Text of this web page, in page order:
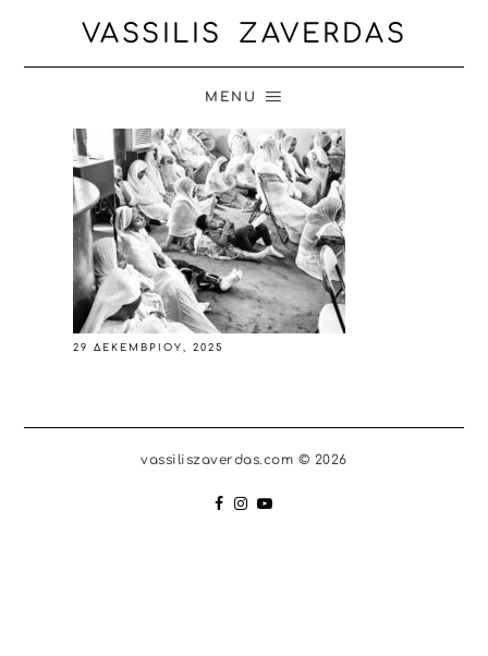
VASSILIS ZAVERDAS
MENU
29 ΔΕΚΕΜΒΡΊΟΥ, 2025
vassiliszaverdas.com © 2026